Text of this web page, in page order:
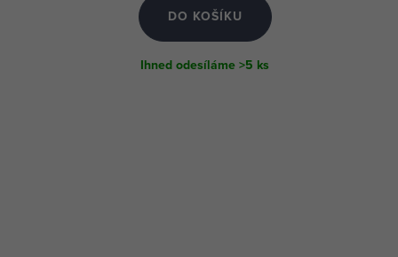
DO KOŠÍKU
Ihned odesíláme>5 ks